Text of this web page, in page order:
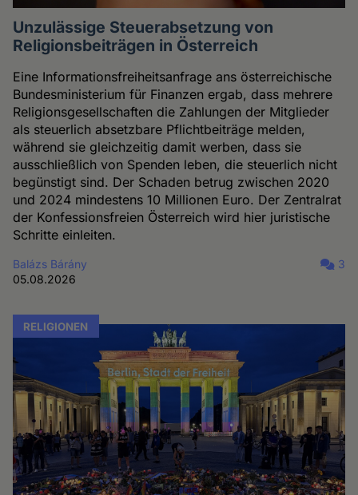
Unzulässige Steuerabsetzung von
Religionsbeiträgen in Österreich
Eine Informationsfreiheitsanfrage ans österreichische
Bundesministerium für Finanzen ergab, dass mehrere
Religionsgesellschaften die Zahlungen der Mitglieder
als steuerlich absetzbare Pflichtbeiträge melden,
während sie gleichzeitig damit werben, dass sie
ausschließlich von Spenden leben, die steuerlich nicht
begünstigt sind. Der Schaden betrug zwischen 2020
und 2024 mindestens 10 Millionen Euro. Der Zentralrat
der Konfessionsfreien Österreich wird hier juristische
Schritte einleiten.
Balázs Bárány
05.08.2026
3
RELIGIONEN